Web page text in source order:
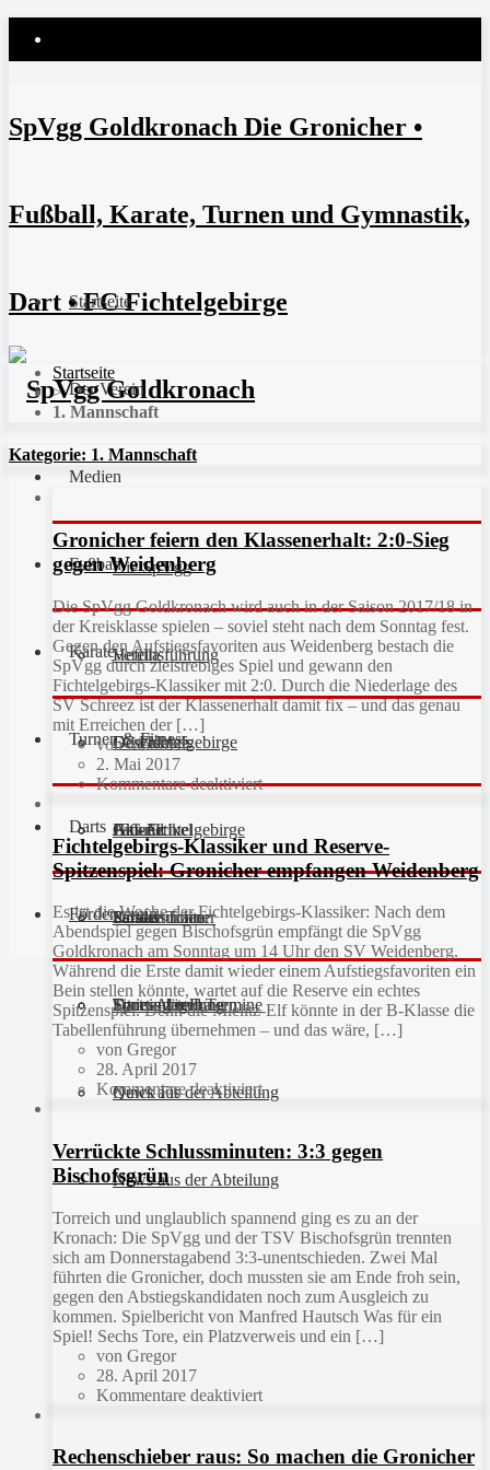
SpVgg Goldkronach Die Gronicher •
Fußball, Karate, Turnen und Gymnastik,
Dart • FC Fichtelgebirge
Startseite
Der Verein
Die SpVgg
Vereinsführung
Geschichte
Fan-Artikel
Partner
Sportanlagen
Medien
Hefdla
Downloads
Galerie
Fußball
FC Fichtelgebirge
JFG Fichtelgebirge
Schiedsrichter
Karate
Aktuell
Unsere Trainer
Training und Termine
Turnen & Fitness
Kinderturnen
Fitness für Frauen
Quick Fit
News aus der Abteilung
Darts
Darts-Abteilung
News aus der Abteilung
Förderverein
Startseite
>
1. Mannschaft
Kategorie: 1. Mannschaft
Gronicher feiern den Klassenerhalt: 2:0-Sieg
gegen Weidenberg
Die SpVgg Goldkronach wird auch in der Saison 2017/18 in
der Kreisklasse spielen – soviel steht nach dem Sonntag fest.
Gegen den Aufstiegsfavoriten aus Weidenberg bestach die
SpVgg durch zielstrebiges Spiel und gewann den
Fichtelgebirgs-Klassiker mit 2:0. Durch die Niederlage des
SV Schreez ist der Klassenerhalt damit fix – und das genau
mit Erreichen der […]
von Manfred
2. Mai 2017
Kommentare deaktiviert
Fichtelgebirgs-Klassiker und Reserve-
Spitzenspiel: Gronicher empfangen Weidenberg
Es ist die Woche der Fichtelgebirgs-Klassiker: Nach dem
Abendspiel gegen Bischofsgrün empfängt die SpVgg
Goldkronach am Sonntag um 14 Uhr den SV Weidenberg.
Während die Erste damit wieder einem Aufstiegsfavoriten ein
Bein stellen könnte, wartet auf die Reserve ein echtes
Spitzenspiel. Denn die Mielitz-Elf könnte in der B-Klasse die
Tabellenführung übernehmen – und das wäre, […]
von Gregor
28. April 2017
Kommentare deaktiviert
Verrückte Schlussminuten: 3:3 gegen
Bischofsgrün
Torreich und unglaublich spannend ging es zu an der
Kronach: Die SpVgg und der TSV Bischofsgrün trennten
sich am Donnerstagabend 3:3-unentschieden. Zwei Mal
führten die Gronicher, doch mussten sie am Ende froh sein,
gegen den Abstiegskandidaten noch zum Ausgleich zu
kommen. Spielbericht von Manfred Hautsch Was für ein
Spiel! Sechs Tore, ein Platzverweis und ein […]
von Gregor
28. April 2017
Kommentare deaktiviert
Rechenschieber raus: So machen die Gronicher